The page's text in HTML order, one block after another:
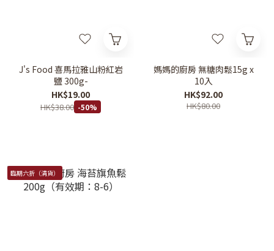
J's Food 喜馬拉雅山粉紅岩
鹽 300g-
HK$19.00
HK$38.00 -50%
媽媽的廚房 無糖肉鬆15g x
10入
HK$92.00
HK$80.00
臨期六折（清貨）